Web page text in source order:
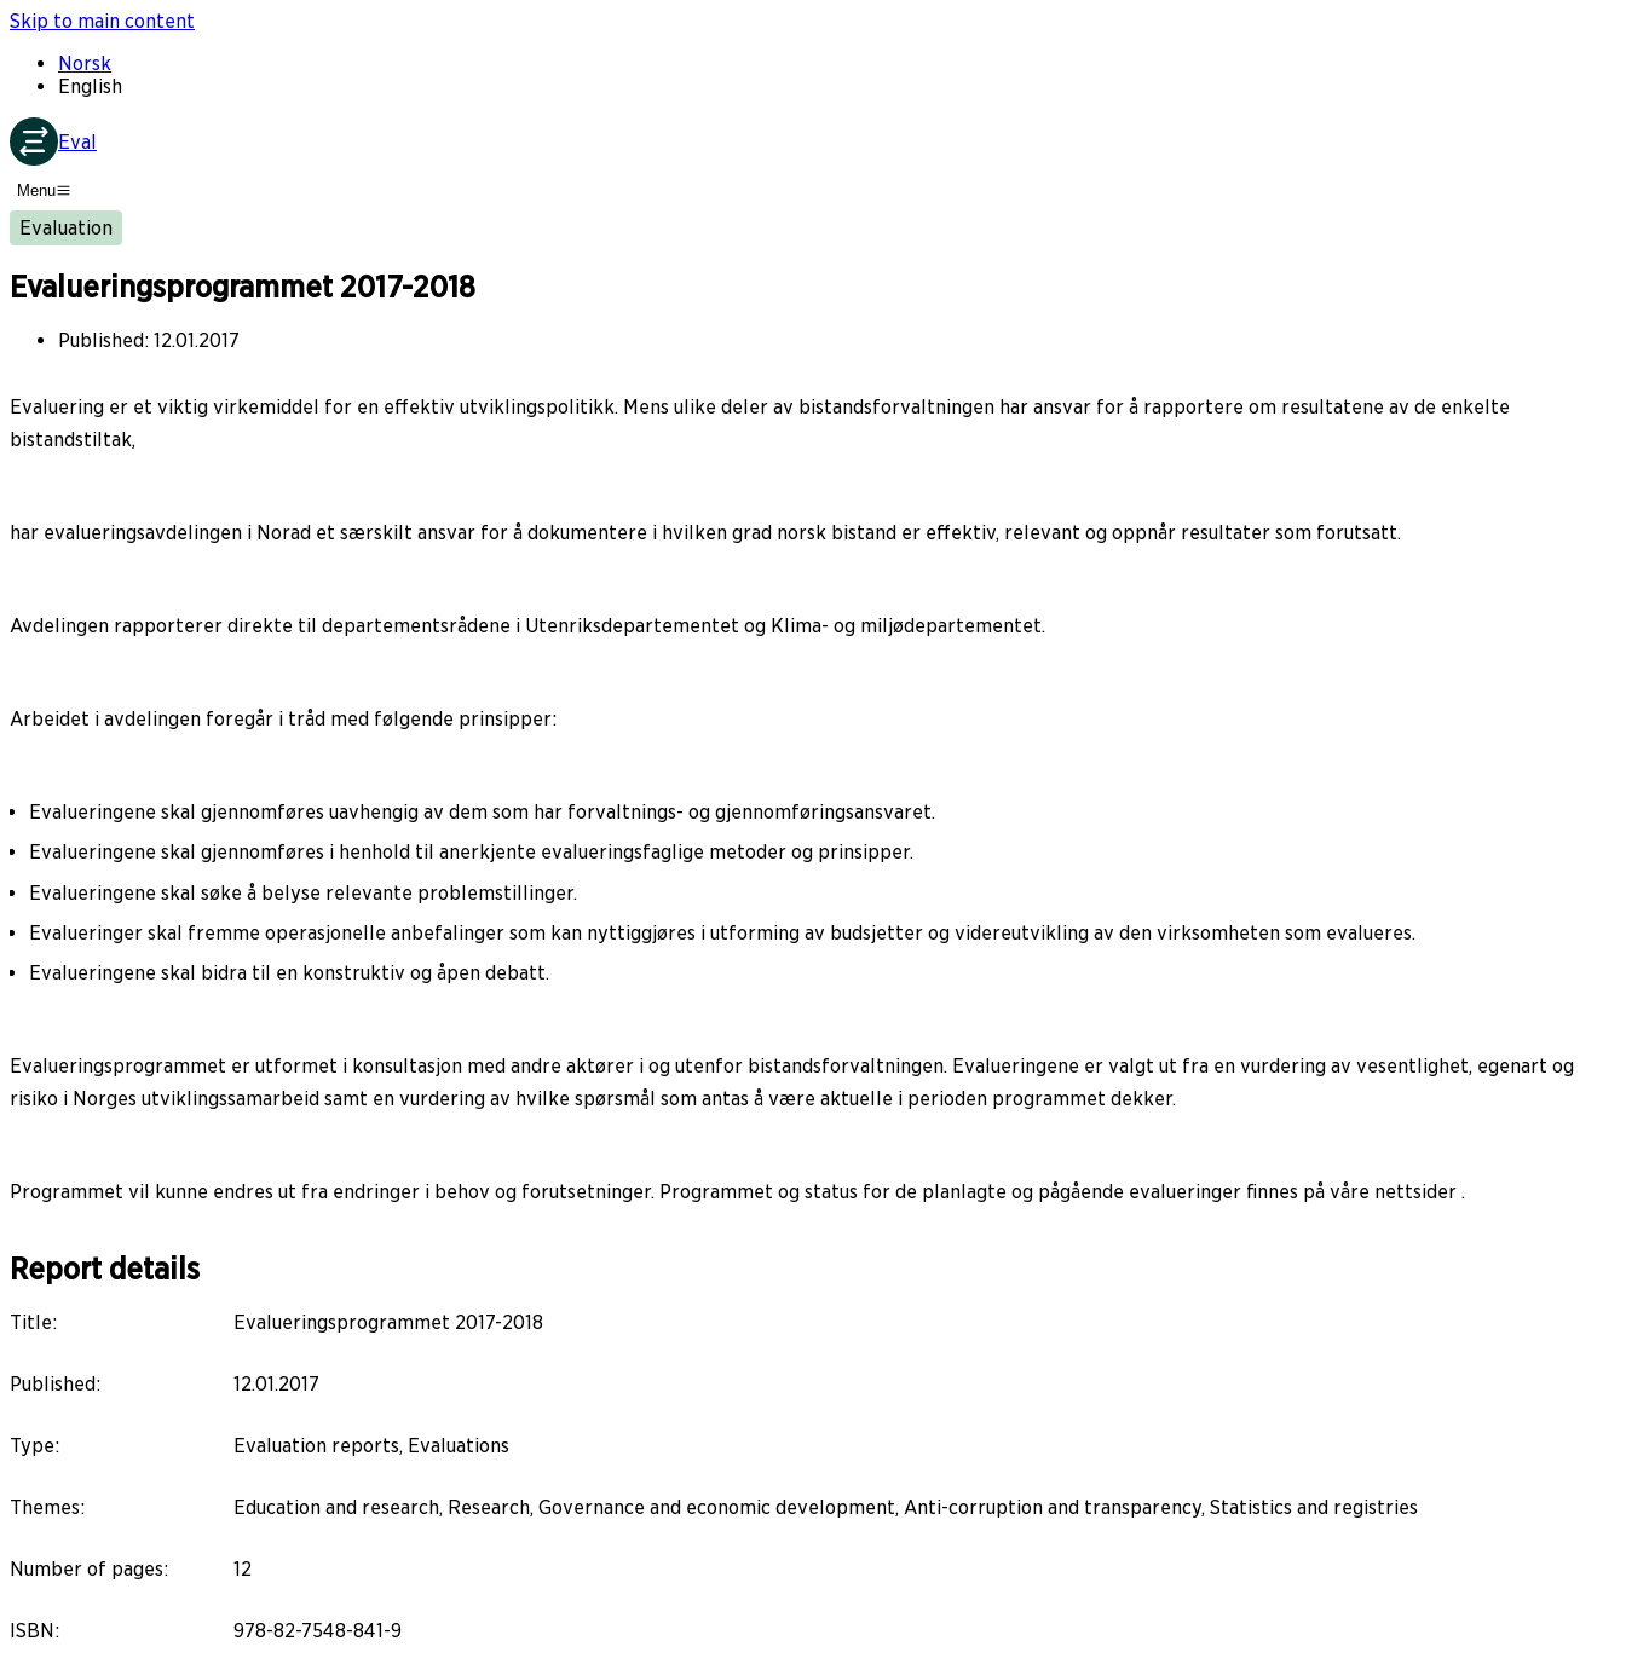
Skip to main content
Norsk
English
Eval
Menu
Evaluation
Evalueringsprogrammet 2017-2018
Published: 12.01.2017
Evaluering er et viktig virkemiddel for en effektiv utviklingspolitikk. Mens ulike deler av bistandsforvaltningen har ansvar for å rapportere om resultatene av de enkelte
bistandstiltak,
har evalueringsavdelingen i Norad et særskilt ansvar for å dokumentere i hvilken grad norsk bistand er effektiv, relevant og oppnår resultater som forutsatt.
Avdelingen rapporterer direkte til departementsrådene i Utenriksdepartementet og Klima- og miljødepartementet.
Arbeidet i avdelingen foregår i tråd med følgende prinsipper:
Evalueringene skal gjennomføres uavhengig av dem som har forvaltnings- og gjennomføringsansvaret.
Evalueringene skal gjennomføres i henhold til anerkjente evalueringsfaglige metoder og prinsipper.
Evalueringene skal søke å belyse relevante problemstillinger.
Evalueringer skal fremme operasjonelle anbefalinger som kan nyttiggjøres i utforming av budsjetter og videreutvikling av den virksomheten som evalueres.
Evalueringene skal bidra til en konstruktiv og åpen debatt.
Evalueringsprogrammet er utformet i konsultasjon med andre aktører i og utenfor bistandsforvaltningen. Evalueringene er valgt ut fra en vurdering av vesentlighet, egenart og
risiko i Norges utviklingssamarbeid samt en vurdering av hvilke spørsmål som antas å være aktuelle i perioden programmet dekker.
Programmet vil kunne endres ut fra endringer i behov og forutsetninger. Programmet og status for de planlagte og pågående evalueringer finnes på våre nettsider .
Report details
Title: Evalueringsprogrammet 2017-2018
Published: 12.01.2017
Type: Evaluation reports, Evaluations
Themes: Education and research, Research, Governance and economic development, Anti-corruption and transparency, Statistics and registries
Number of pages: 12
ISBN : 978-82-7548-841-9